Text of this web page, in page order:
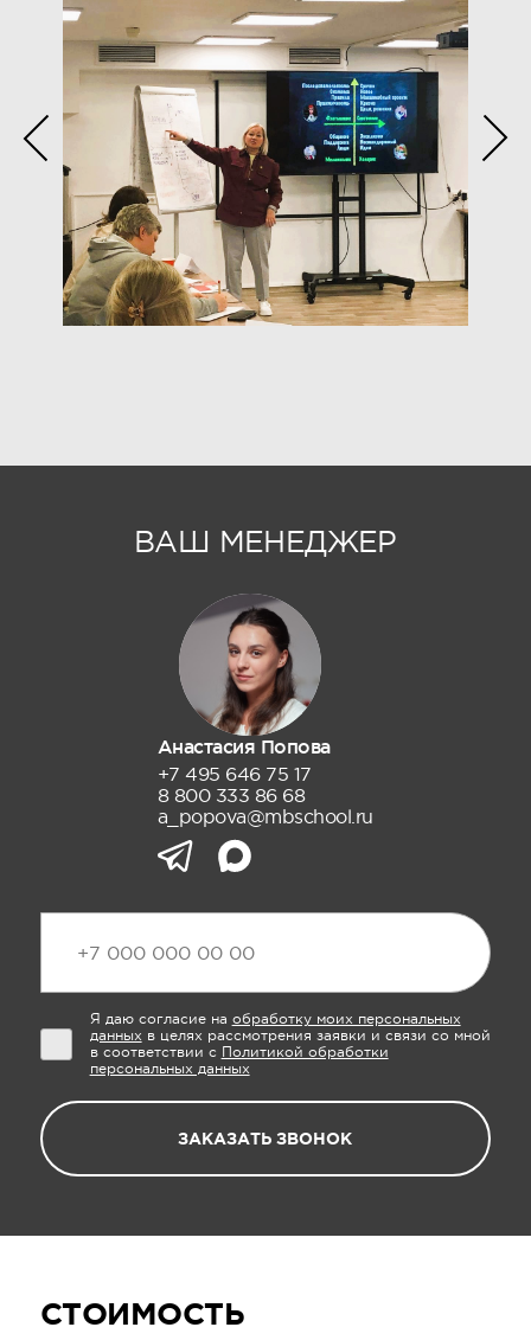
ВАШ МЕНЕДЖЕР
Анастасия Попова
+7 495 646 75 17
8 800 333 86 68
a_popova@mbschool.ru
Я даю согласие на обработку моих персональных
данных в целях рассмотрения заявки и связи со мной
в соответствии с Политикой обработки
персональных данных
ЗАКАЗАТЬ ЗВОНОК
СТОИМОСТЬ